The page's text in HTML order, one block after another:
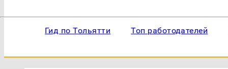
Гид по Тольятти Топ работодателей